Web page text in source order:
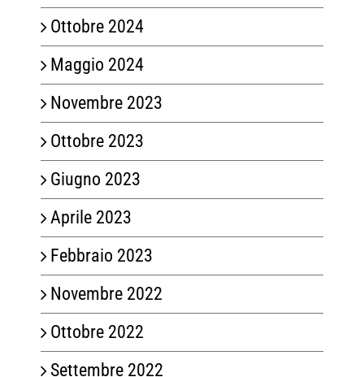
Ottobre 2024
Maggio 2024
Novembre 2023
Ottobre 2023
Giugno 2023
Aprile 2023
Febbraio 2023
Novembre 2022
Ottobre 2022
Settembre 2022